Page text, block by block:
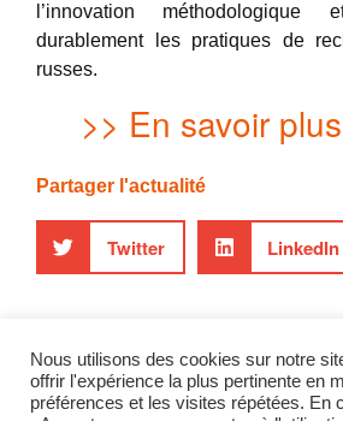
l’innovation
durablement les pratiques de
russes.
>> En savoir
Partager l'actualité
Twitter LinkedIn
ifg
kevinlimonier limonier
Nous utilisons des cookies sur notre
offrir l'expérience la plus pertinente en
préférences et les visites répétées. En